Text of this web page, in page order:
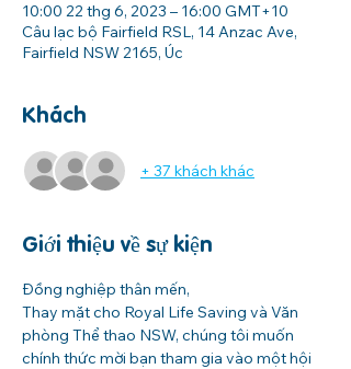
10:00 22 thg 6, 2023 – 16:00 GMT+10
Câu lạc bộ Fairfield RSL, 14 Anzac Ave,
Fairfield NSW 2165, Úc
Khách
+ 37 khách khác
Giới thiệu về sự kiện
Đồng nghiệp thân mến,
Thay mặt cho Royal Life Saving và Văn
phòng Thể thao NSW, chúng tôi muốn
chính thức mời bạn tham gia vào một hội